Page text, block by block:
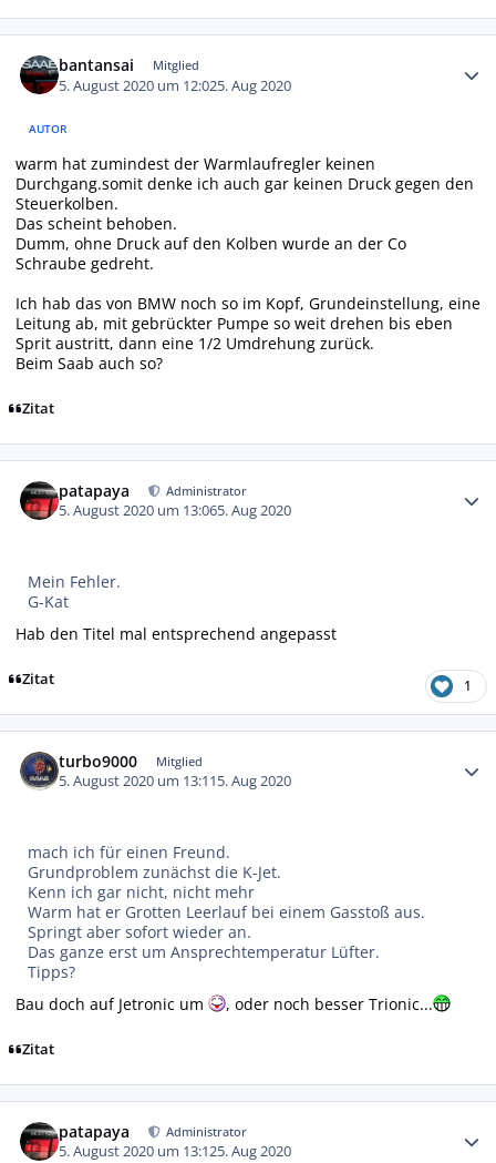
bantansai Mitglied
5. August 2020 um 12:025. Aug 2020
AUTOR
warm hat zumindest der Warmlaufregler keinen
Durchgang.somit denke ich auch gar keinen Druck gegen den
Steuerkolben.
Das scheint behoben.
Dumm, ohne Druck auf den Kolben wurde an der Co
Schraube gedreht.
Ich hab das von BMW noch so im Kopf, Grundeinstellung, eine
Leitung ab, mit gebrückter Pumpe so weit drehen bis eben
Sprit austritt, dann eine 1/2 Umdrehung zurück.
Beim Saab auch so?
Zitat
patapaya Administrator
5. August 2020 um 13:065. Aug 2020
Mein Fehler.
G-Kat
Hab den Titel mal entsprechend angepasst
Zitat 1
turbo9000 Mitglied
5. August 2020 um 13:115. Aug 2020
mach ich für einen Freund.
Grundproblem zunächst die K-Jet.
Kenn ich gar nicht, nicht mehr
Warm hat er Grotten Leerlauf bei einem Gasstoß aus.
Springt aber sofort wieder an.
Das ganze erst um Ansprechtemperatur Lüfter.
Tipps?
Bau doch auf Jetronic um
, oder noch besser Trionic...
Zitat
patapaya Administrator
5. August 2020 um 13:125. Aug 2020